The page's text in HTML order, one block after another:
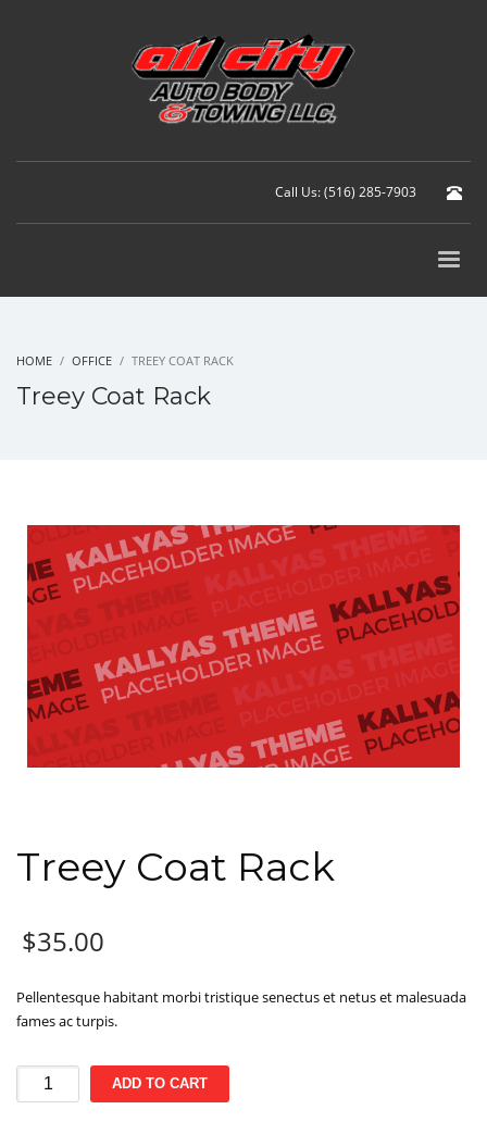
Call Us: (516) 285-7903
HOME OFFICE TREEY COAT RACK
Treey Coat Rack
Treey Coat Rack
$35.00
Pellentesque habitant morbi tristique senectus et netus et malesuada
fames ac turpis.
Treey
Coat
ADD TO CART